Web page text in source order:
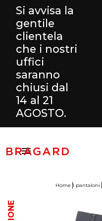
Si avvisa la
gentile
clientela
che i nostri
uffici
saranno
chiusi dal
14 al 21
AGOSTO.

& Gonne
Home I pantaloni